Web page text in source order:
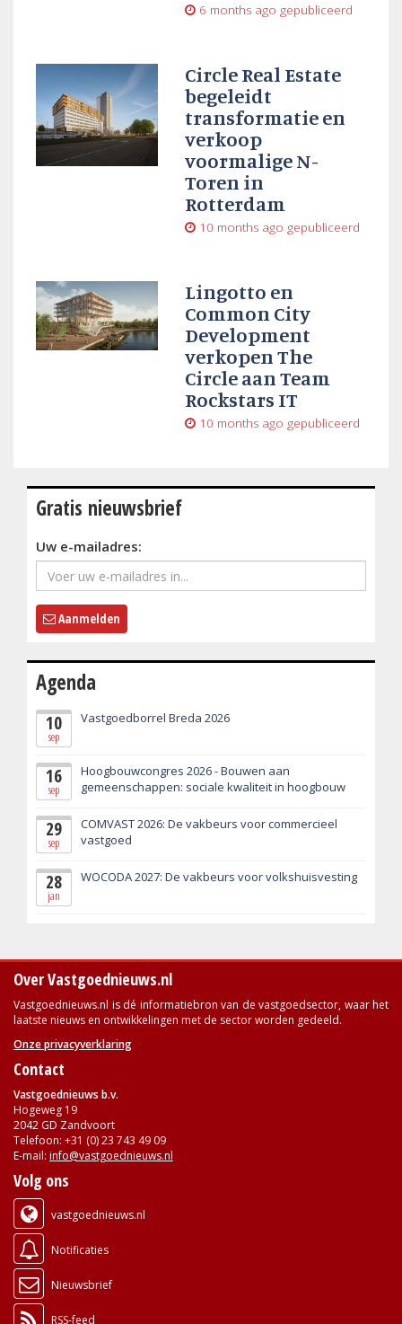
6 months ago gepubliceerd
Circle Real Estate
begeleidt
transformatie en
verkoop
voormalige N-
Toren in
Rotterdam
10 months ago gepubliceerd
Lingotto en
Common City
Development
verkopen The
Circle aan Team
Rockstars IT
10 months ago gepubliceerd
Gratis nieuwsbrief
Uw e-mailadres:
Aanmelden
Agenda
10
sep
Vastgoedborrel Breda 2026
16
sep
Hoogbouwcongres 2026 - Bouwen aan
gemeenschappen: sociale kwaliteit in hoogbouw
29
sep
COMVAST 2026: De vakbeurs voor commercieel
vastgoed
28
jan
WOCODA 2027: De vakbeurs voor volkshuisvesting
Over Vastgoednieuws.nl
Vastgoednieuws.nl is dé informatiebron van de vastgoedsector, waar het
laatste nieuws en ontwikkelingen met de sector worden gedeeld.
Onze privacyverklaring
Contact
Vastgoednieuws b.v.
Hogeweg 19
2042 GD Zandvoort
Telefoon: +31 (0) 23 743 49 09
E-mail: info@vastgoednieuws.nl
Volg ons
vastgoednieuws.nl
Notificaties
Nieuwsbrief
RSS-feed